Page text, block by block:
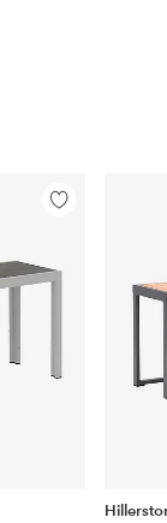
favoriter